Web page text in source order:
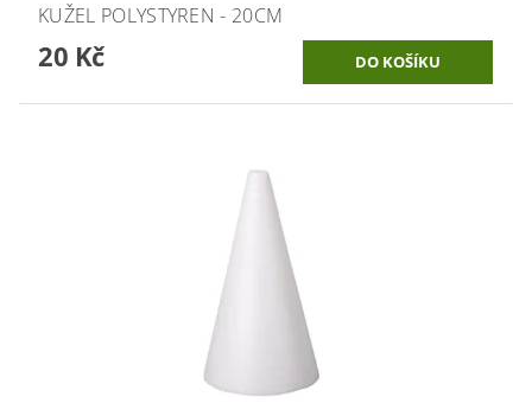
KUŽEL POLYSTYREN - 20CM
20 Kč